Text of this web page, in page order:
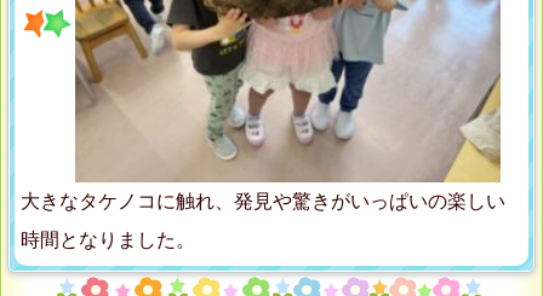
大きなタケノコに触れ、発見や驚きがいっぱいの楽しい
時間となりました。